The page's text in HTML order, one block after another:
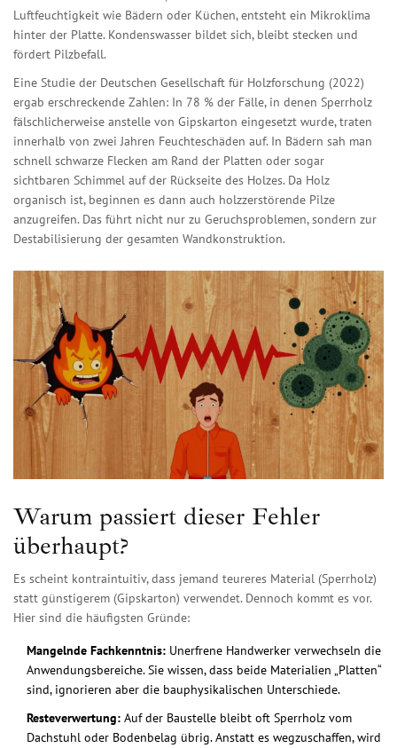
Luftfeuchtigkeit wie Bädern oder Küchen, entsteht ein Mikroklima
hinter der Platte. Kondenswasser bildet sich, bleibt stecken und
fördert Pilzbefall.
Eine Studie der Deutschen Gesellschaft für Holzforschung (2022)
ergab erschreckende Zahlen: In 78 % der Fälle, in denen Sperrholz
fälschlicherweise anstelle von Gipskarton eingesetzt wurde, traten
innerhalb von zwei Jahren Feuchteschäden auf. In Bädern sah man
schnell schwarze Flecken am Rand der Platten oder sogar
sichtbaren Schimmel auf der Rückseite des Holzes. Da Holz
organisch ist, beginnen es dann auch holzzerstörende Pilze
anzugreifen. Das führt nicht nur zu Geruchsproblemen, sondern zur
Destabilisierung der gesamten Wandkonstruktion.
Warum passiert dieser Fehler
überhaupt?
Es scheint kontraintuitiv, dass jemand teureres Material (Sperrholz)
statt günstigerem (Gipskarton) verwendet. Dennoch kommt es vor.
Hier sind die häufigsten Gründe:
Mangelnde Fachkenntnis: Unerfrene Handwerker verwechseln die
Anwendungsbereiche. Sie wissen, dass beide Materialien „Platten“
sind, ignorieren aber die bauphysikalischen Unterschiede.
Resteverwertung: Auf der Baustelle bleibt oft Sperrholz vom
Dachstuhl oder Bodenbelag übrig. Anstatt es wegzuschaffen, wird